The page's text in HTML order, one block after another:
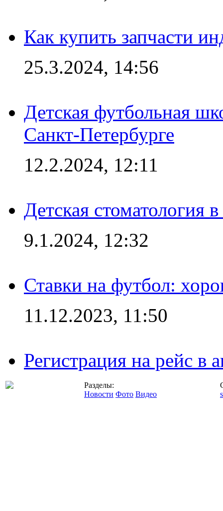
Как купить запчасти
25.3.2024, 14:56
Детская футбольная
Санкт-Петербурге
12.2.2024, 12:11
Детская стоматология
9.1.2024, 12:32
Ставки на футбол:
11.12.2023, 11:50
Регистрация на рейс в
Разделы:
Новости Фото Видео